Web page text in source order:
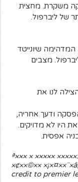
משקרת. מחצית
של ליברפול.
שיונייטד
מצבים
לנו את
ודעך אחריה,
היו לא מדויקים.
אפסית.